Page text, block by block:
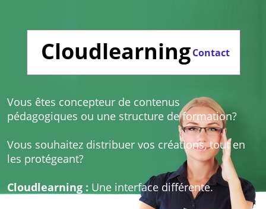
CloudlearningContact
Vous êtes concepteur de contenus
pédagogiques ou une structure de formation?
Vous souhaitez distribuer vos créations, tout en
les protégeant?
Cloudlearning : Une interface différente.